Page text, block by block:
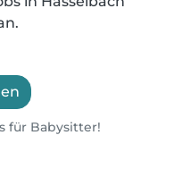
für Babysitter!